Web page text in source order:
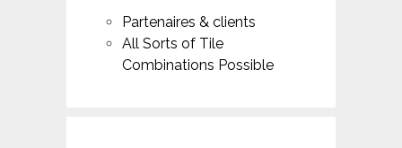
Partenaires & clients
All Sorts of Tile
Combinations Possible